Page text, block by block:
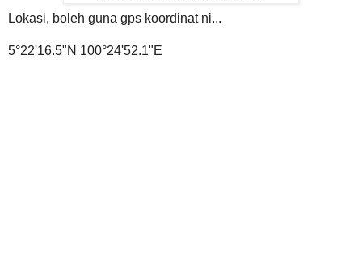
Lokasi, boleh guna gps koordinat ni...
5°22'16.5"N 100°24'52.1"E